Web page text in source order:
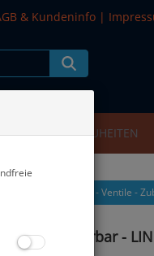
& Kundeninfo |
NEUHEITEN
zeigen aus: Brücken - Ventile -
- erweiterbar -